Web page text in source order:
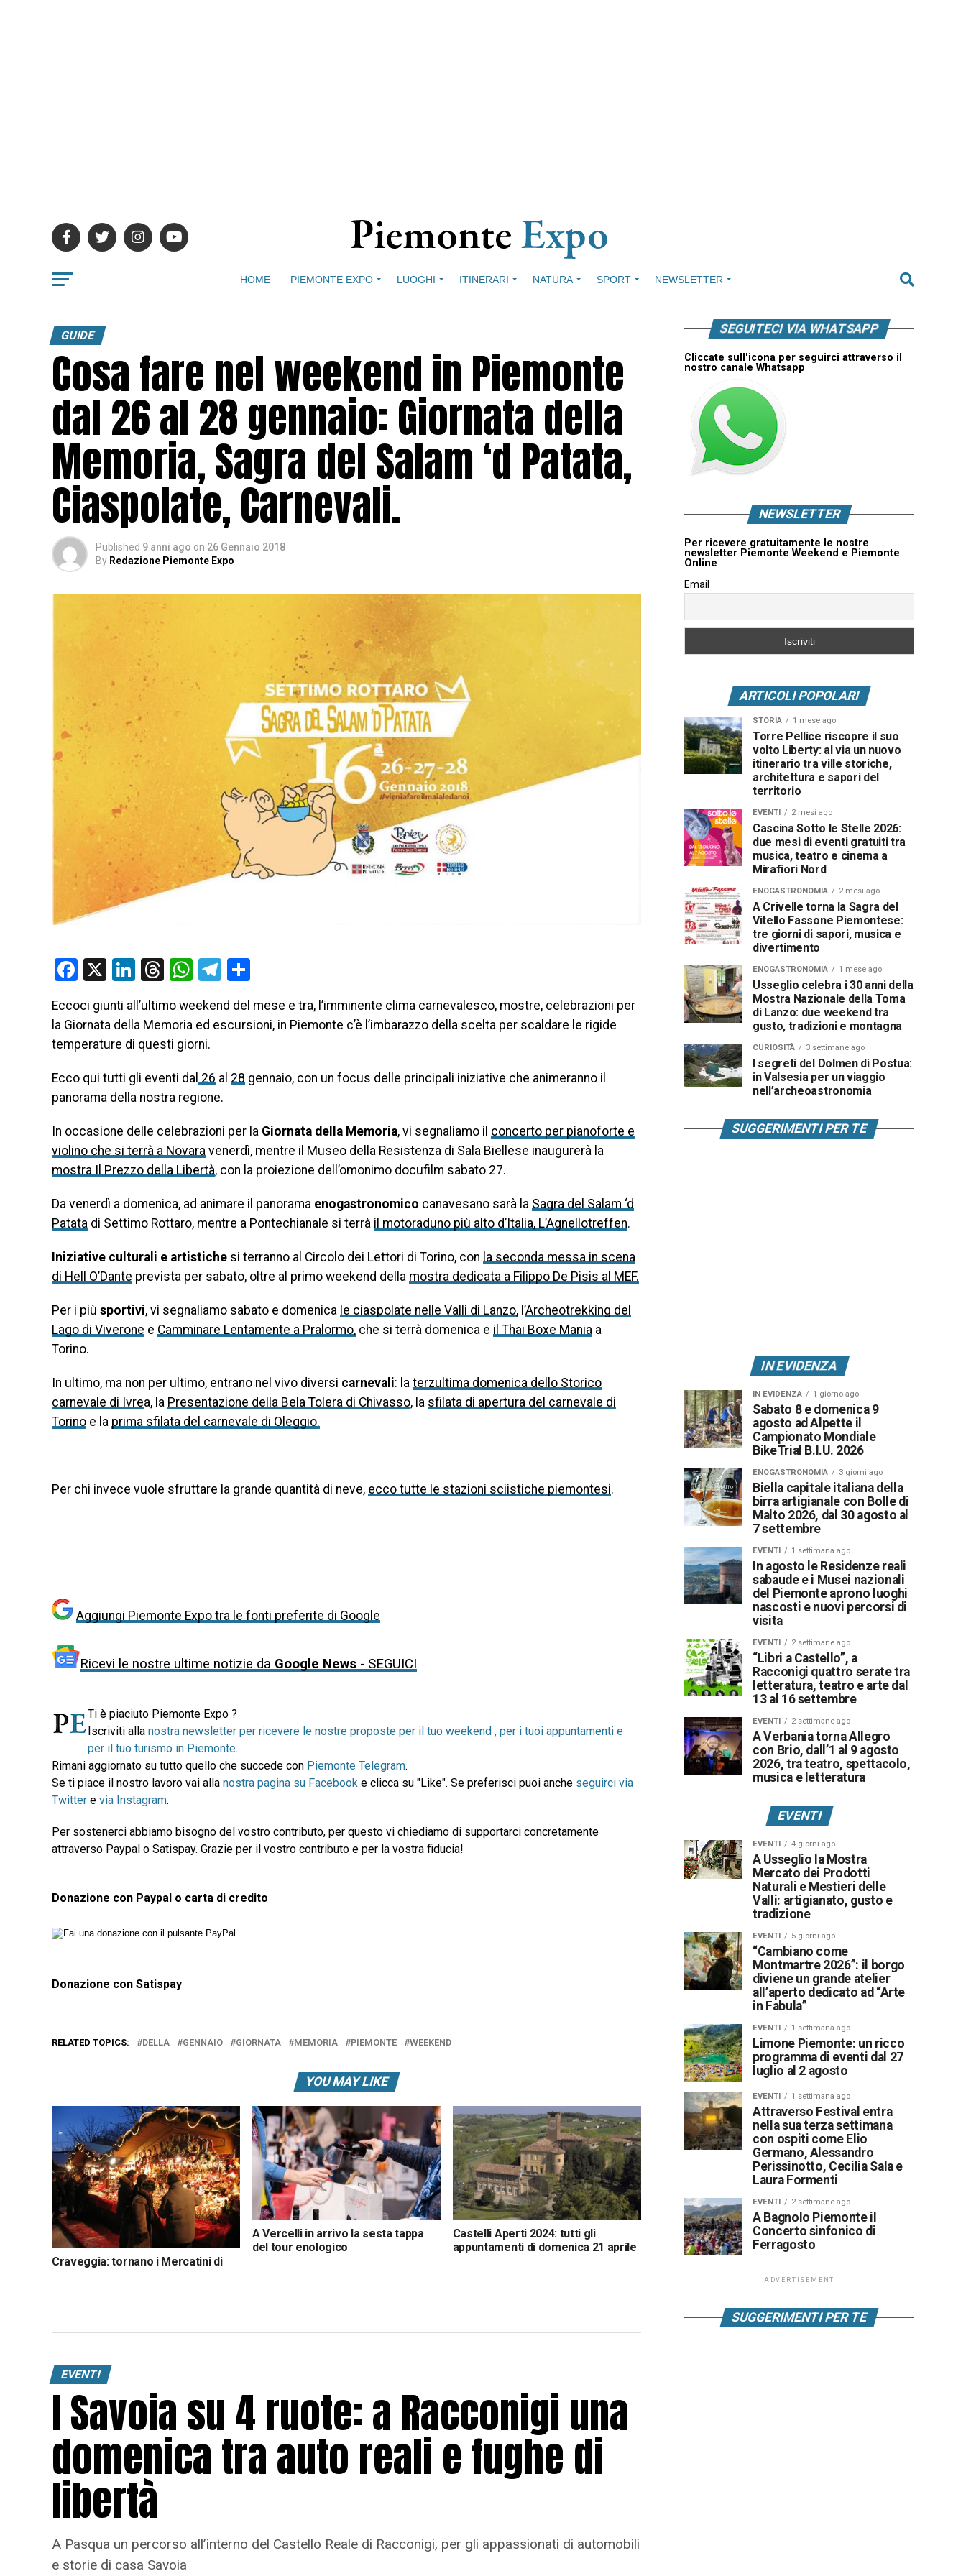
HOME PIEMONTE EXPO LUOGHI ITINERARI NATURA SPORT NEWSLETTER
GUIDE
Cosa fare nel weekend in Piemonte
dal 26 al 28 gennaio: Giornata della
Memoria, Sagra del Salam ‘d Patata,
Ciaspolate, Carnevali.
Published 9 anni ago on 26 Gennaio 2018
By Redazione Piemonte Expo
Facebook
X LinkedIn
Threads
WhatsApp
Telegram
Eccoci giunti all’ultimo weekend del mese e tra, l’imminente clima carnevalesco, mostre, celebrazioni per
la Giornata della Memoria ed escursioni, in Piemonte c’è l’imbarazzo della scelta per scaldare le rigide
temperature di questi giorni.
Ecco qui tutti gli eventi dal 26 al 28 gennaio, con un focus delle principali iniziative che animeranno il
panorama della nostra regione.
In occasione delle celebrazioni per la Giornata della Memoria, vi segnaliamo il concerto per pianoforte e
violino che si terrà a Novara venerdì, mentre il Museo della Resistenza di Sala Biellese inaugurerà la
mostra Il Prezzo della Libertà, con la proiezione dell’omonimo docufilm sabato 27.
Da venerdì a domenica, ad animare il panorama enogastronomico canavesano sarà la Sagra del Salam ‘d
Patata di Settimo Rottaro, mentre a Pontechianale si terrà il motoraduno più alto d’Italia, L’Agnellotreffen.
Iniziative culturali e artistiche si terranno al Circolo dei Lettori di Torino, con la seconda messa in scena
di Hell O’Dante prevista per sabato, oltre al primo weekend della mostra dedicata a Filippo De Pisis al MEF.
Per i più sportivi, vi segnaliamo sabato e domenica le ciaspolate nelle Valli di Lanzo, l’Archeotrekking del
Lago di Viverone e Camminare Lentamente a Pralormo, che si terrà domenica e il Thai Boxe Mania a
Torino.
In ultimo, ma non per ultimo, entrano nel vivo diversi carnevali: la terzultima domenica dello Storico
carnevale di Ivrea, la Presentazione della Bela Tolera di Chivasso, la sfilata di apertura del carnevale di
Torino e la prima sfilata del carnevale di Oleggio.
Per chi invece vuole sfruttare la grande quantità di neve, ecco tutte le stazioni sciistiche piemontesi.
Aggiungi Piemonte Expo tra le fonti preferite di Google
Ricevi le nostre ultime notizie da Google News - SEGUICI
Ti è piaciuto Piemonte Expo ?
Iscriviti alla nostra newsletter per ricevere le nostre proposte per il tuo weekend , per i tuoi appuntamenti e
per il tuo turismo in Piemonte.
Rimani aggiornato su tutto quello che succede con Piemonte Telegram.
Se ti piace il nostro lavoro vai alla nostra pagina su Facebook e clicca su "Like". Se preferisci puoi anche seguirci via
Twitter e via Instagram.
Per sostenerci abbiamo bisogno del vostro contributo, per questo vi chiediamo di supportarci concretamente
attraverso Paypal o Satispay. Grazie per il vostro contributo e per la vostra fiducia!
Donazione con Paypal o carta di credito
Donazione con Satispay
RELATED TOPICS: DELLA GENNAIO GIORNATA MEMORIA PIEMONTE WEEKEND
YOU MAY LIKE
Craveggia: tornano i Mercatini di
A Vercelli in arrivo la sesta tappa
del tour enologico
Castelli Aperti 2024: tutti gli
appuntamenti di domenica 21 aprile
EVENTI
I Savoia su 4 ruote: a Racconigi una
domenica tra auto reali e fughe di
libertà
A Pasqua un percorso all’interno del Castello Reale di Racconigi, per gli appassionati di automobili
e storie di casa Savoia
SEGUITECI VIA WHATSAPP
Cliccate sull'icona per seguirci attraverso il
nostro canale Whatsapp
NEWSLETTER
Per ricevere gratuitamente le nostre
newsletter Piemonte Weekend e Piemonte
Online
Email
ARTICOLI POPOLARI
STORIA 1 mese ago
Torre Pellice riscopre il suo
volto Liberty: al via un nuovo
itinerario tra ville storiche,
architettura e sapori del
territorio
EVENTI 2 mesi ago
Cascina Sotto le Stelle 2026:
due mesi di eventi gratuiti tra
musica, teatro e cinema a
Mirafiori Nord
ENOGASTRONOMIA 2 mesi ago
A Crivelle torna la Sagra del
Vitello Fassone Piemontese:
tre giorni di sapori, musica e
divertimento
ENOGASTRONOMIA 1 mese ago
Usseglio celebra i 30 anni della
Mostra Nazionale della Toma
di Lanzo: due weekend tra
gusto, tradizioni e montagna
CURIOSITÀ 3 settimane ago
I segreti del Dolmen di Postua:
in Valsesia per un viaggio
nell’archeoastronomia
SUGGERIMENTI PER TE
IN EVIDENZA
IN EVIDENZA 1 giorno ago
Sabato 8 e domenica 9
agosto ad Alpette il
Campionato Mondiale
BikeTrial B.I.U. 2026
ENOGASTRONOMIA 3 giorni ago
Biella capitale italiana della
birra artigianale con Bolle di
Malto 2026, dal 30 agosto al
7 settembre
EVENTI 1 settimana ago
In agosto le Residenze reali
sabaude e i Musei nazionali
del Piemonte aprono luoghi
nascosti e nuovi percorsi di
visita
EVENTI 2 settimane ago
“Libri a Castello”, a
Racconigi quattro serate tra
letteratura, teatro e arte dal
13 al 16 settembre
EVENTI 2 settimane ago
A Verbania torna Allegro
con Brio, dall’1 al 9 agosto
2026, tra teatro, spettacolo,
musica e letteratura
EVENTI
EVENTI 4 giorni ago
A Usseglio la Mostra
Mercato dei Prodotti
Naturali e Mestieri delle
Valli: artigianato, gusto e
tradizione
EVENTI 5 giorni ago
“Cambiano come
Montmartre 2026”: il borgo
diviene un grande atelier
all’aperto dedicato ad “Arte
in Fabula”
EVENTI 1 settimana ago
Limone Piemonte: un ricco
programma di eventi dal 27
luglio al 2 agosto
EVENTI 1 settimana ago
Attraverso Festival entra
nella sua terza settimana
con ospiti come Elio
Germano, Alessandro
Perissinotto, Cecilia Sala e
Laura Formenti
EVENTI 2 settimane ago
A Bagnolo Piemonte il
Concerto sinfonico di
Ferragosto
ADVERTISEMENT
SUGGERIMENTI PER TE